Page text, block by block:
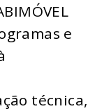
e
técnica,